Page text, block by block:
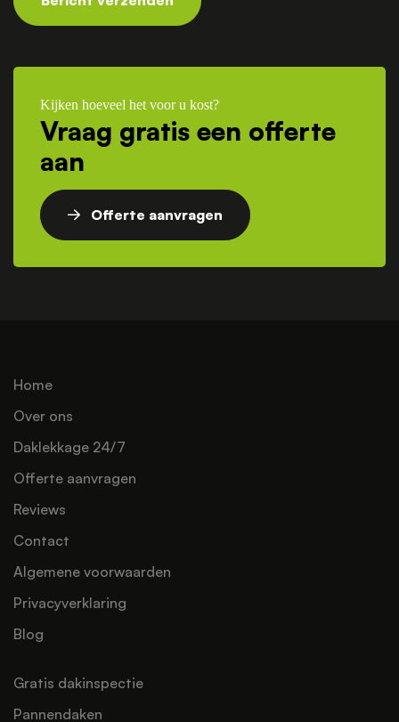
Kijken hoeveel het voor u kost?
Vraag gratis een offerte
aan
Offerte aanvragen
Home
Over ons
Daklekkage 24/7
Offerte aanvragen
Reviews
Contact
Algemene voorwaarden
Privacyverklaring
Blog
Gratis dakinspectie
Pannendaken